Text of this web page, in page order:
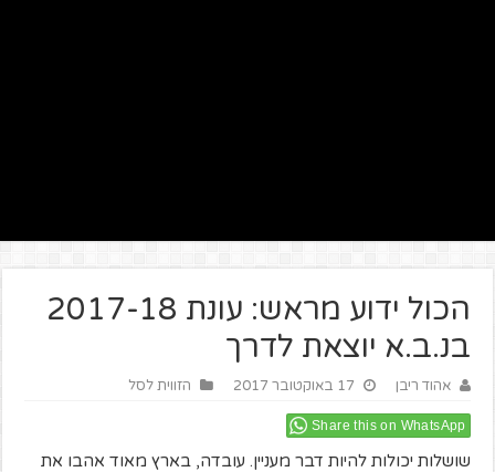
הכול ידוע מראש: עונת 2017-18
בנ.ב.א יוצאת לדרך
אהוד ריבן 17 באוקטובר 2017 הזווית לסל
Share this on WhatsApp
שושלות יכולות להיות דבר מעניין. עובדה, בארץ מאוד אהבו את